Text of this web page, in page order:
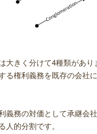
大きく分けて4種類があり
る権利義務を既存の会社
義務の対価として承継会
人的分割です。